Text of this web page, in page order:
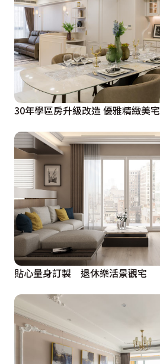
30年學區房升級改造 優雅精緻美宅
貼心量身訂製 退休樂活景觀宅